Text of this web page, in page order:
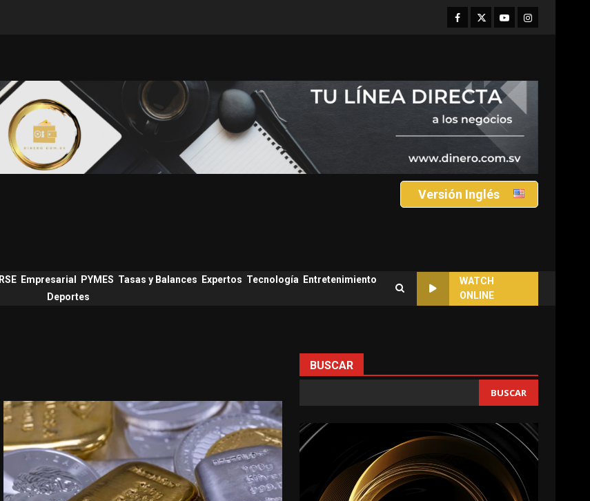
Facebook
TwitterYoutubeInstagram
Versión Inglés
RSE Empresarial PYMES Tasas y Balances Expertos Tecnología
Entretenimiento
Deportes
WATCH
ONLINE
BUSCAR
BUSCAR